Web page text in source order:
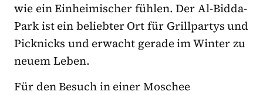
wie ein Einheimischer fühlen. Der Al-Bidda-
Park ist ein beliebter Ort für Grillpartys und
Picknicks und erwacht gerade im Winter zu
neuem Leben.
Für den Besuch in einer Moschee